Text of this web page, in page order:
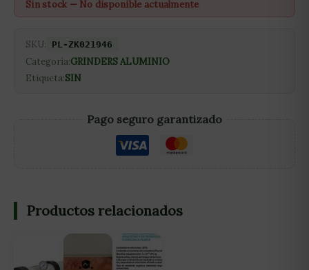
Sin stock — No disponible actualmente
SKU: PL-ZK021946
Categoría:GRINDERS ALUMINIO
Etiqueta:SIN
Pago seguro garantizado
Productos relacionados